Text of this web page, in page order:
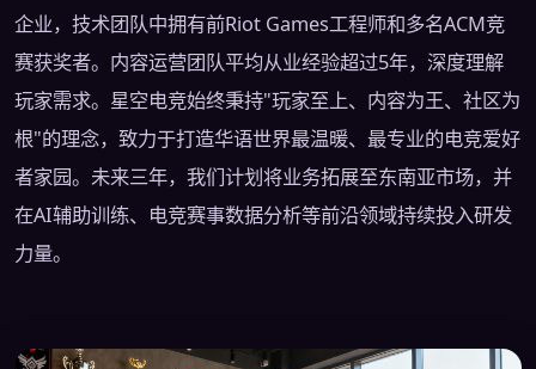
企业，技术团队中拥有前Riot Games工程师和多名ACM竞
赛获奖者。内容运营团队平均从业经验超过5年，深度理解
玩家需求。星空电竞始终秉持"玩家至上、内容为王、社区为
根"的理念，致力于打造华语世界最温暖、最专业的电竞爱好
者家园。未来三年，我们计划将业务拓展至东南亚市场，并
在AI辅助训练、电竞赛事数据分析等前沿领域持续投入研发
力量。